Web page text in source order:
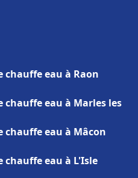
eau à Raon
eau à Marles les
eau à Mâcon
eau à L'Isle